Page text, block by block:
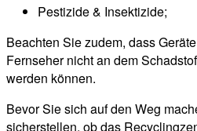
Pestizide & Insektizide;
Beachten Sie zudem, dass
Fernseher nicht an dem
werden können.
Bevor Sie sich auf den Weg
sicherstellen, ob das